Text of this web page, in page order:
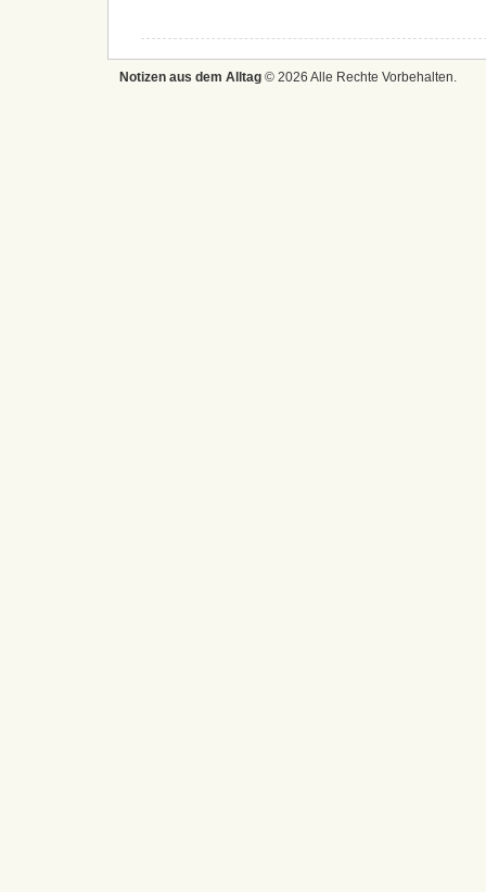
Notizen aus dem Alltag © 2026 Alle Rechte Vorbehalten.